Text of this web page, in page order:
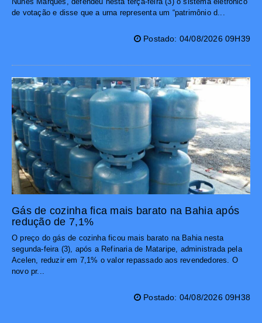
de votação e disse que a urna representa um “patrimônio d...
Postado: 04/08/2026 09H39
Gás de cozinha fica mais barato na Bahia após
redução de 7,1%
O preço do gás de cozinha ficou mais barato na Bahia nesta
segunda-feira (3), após a Refinaria de Mataripe, administrada pela
Acelen, reduzir em 7,1% o valor repassado aos revendedores. O
novo pr...
Postado: 04/08/2026 09H38